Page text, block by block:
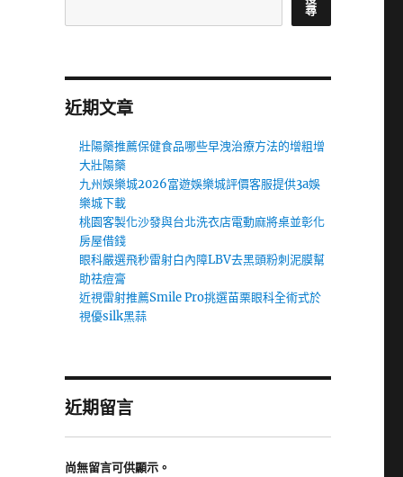
尋
近期文章
壯陽藥推薦保健食品哪些早洩治療方法的增粗增
大壯陽藥
九州娛樂城2026富遊娛樂城評價客服提供3a娛
樂城下載
桃園客製化沙發與台北洗衣店電動麻將桌並彰化
房屋借錢
眼科嚴選飛秒雷射白內障LBV去黑頭粉刺泥膜幫
助祛痘膏
近視雷射推薦Smile Pro挑選苗栗眼科全術式於
視優silk黑蒜
近期留言
尚無留言可供顯示。